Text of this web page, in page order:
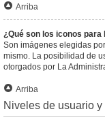
Arriba
¿Qué son los iconos para
Son imágenes elegidas
mismo. La posibilidad de
otorgados por La
Arriba
Niveles de usuario y